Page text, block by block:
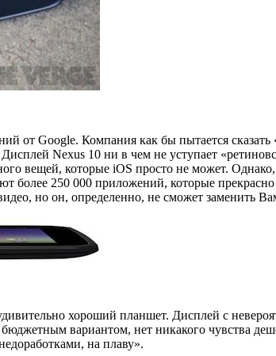
от Google. Компания как бы пытается
Nexus 10 ни в чем не уступает
вещей, которые iOS просто не может.
250 000 приложений, которые
но он, определенно, не сможет заменить
хороший планшет. Дисплей с
вариантом, нет никакого чувства
на плаву».